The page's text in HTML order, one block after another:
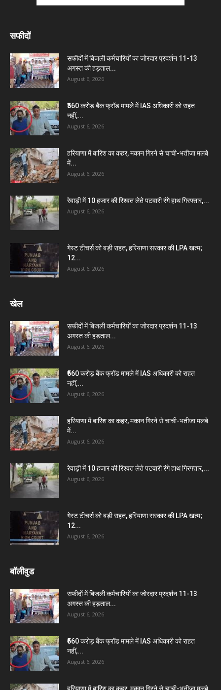
सफीदों
सफीदों में बिजली कर्मचारियों का जोरदार प्रदर्शन 11-13
अगस्त की हड़ताल...
August 6, 2026
₹560 करोड़ बैंक फ्रॉड मामले में IAS अधिकारी को राहत
नहीं,...
August 6, 2026
हरियाणा में बारिश का कहर, मकान गिरने से चाची-भतीजा मलबे
में...
August 6, 2026
रेवाड़ी में 10 हजार की रिश्वत लेते पटवारी रंगे हाथ गिरफ्तार,...
August 6, 2026
गेस्ट टीचर्स को बड़ी राहत, हरियाणा सरकार की LPA खत्म;
12...
August 6, 2026
खेल
सफीदों में बिजली कर्मचारियों का जोरदार प्रदर्शन 11-13
अगस्त की हड़ताल...
August 6, 2026
₹560 करोड़ बैंक फ्रॉड मामले में IAS अधिकारी को राहत
नहीं,...
August 6, 2026
हरियाणा में बारिश का कहर, मकान गिरने से चाची-भतीजा मलबे
में...
August 6, 2026
रेवाड़ी में 10 हजार की रिश्वत लेते पटवारी रंगे हाथ गिरफ्तार,...
August 6, 2026
गेस्ट टीचर्स को बड़ी राहत, हरियाणा सरकार की LPA खत्म;
12...
August 6, 2026
बॉलीवुड
सफीदों में बिजली कर्मचारियों का जोरदार प्रदर्शन 11-13
अगस्त की हड़ताल...
August 6, 2026
₹560 करोड़ बैंक फ्रॉड मामले में IAS अधिकारी को राहत
नहीं,...
August 6, 2026